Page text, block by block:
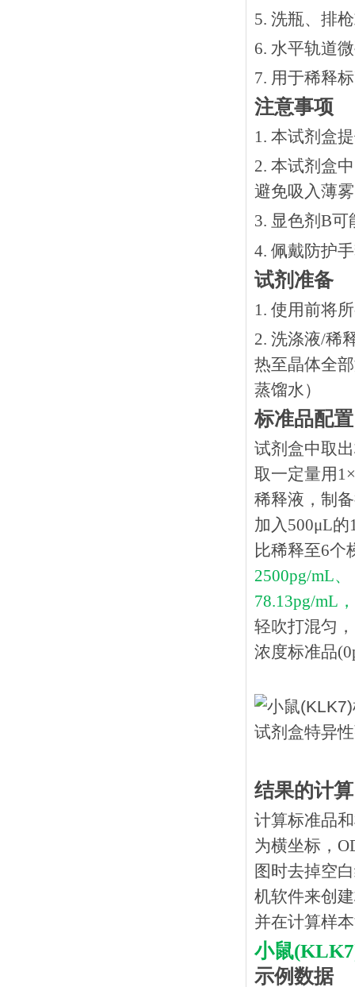
5. 洗瓶、排
6. 水平轨道
7. 用于稀释
注意事项
1. 本试剂盒
2. 本试剂盒
避免吸入薄
3. 显色剂B
4. 佩戴防护
试剂准备
1. 使用前将
2. 洗涤液/稀
热⾄晶体全
蒸馏水）
标准品配置
试剂盒中取
取一定量用
稀释液，制
加入500μL
比稀释至6
2500pg/mL
78.13pg/mL，
轻吹打混匀
浓度标准品
结果的计算
计算标准品
为横坐标，
图时去掉空
机软件来创
并在计算样
小鼠
示例数据